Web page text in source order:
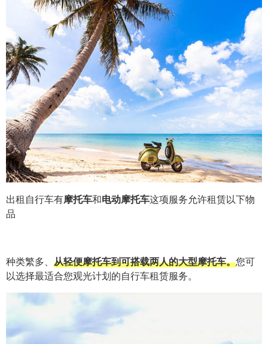
出租自行车有摩托车和电动摩托车这项服务允许租赁以下物
品
种类繁多、 从轻便摩托车到可搭载两人的大型摩托车。您可
以选择最适合您观光计划的自行车租赁服务。